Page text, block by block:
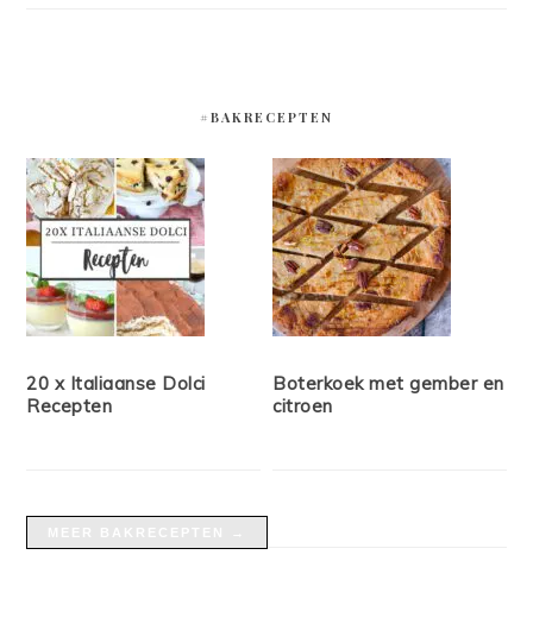
#BAKRECEPTEN
20 x Italiaanse Dolci
Recepten
Boterkoek met gember en
citroen